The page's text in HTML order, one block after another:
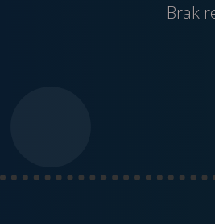
Brak